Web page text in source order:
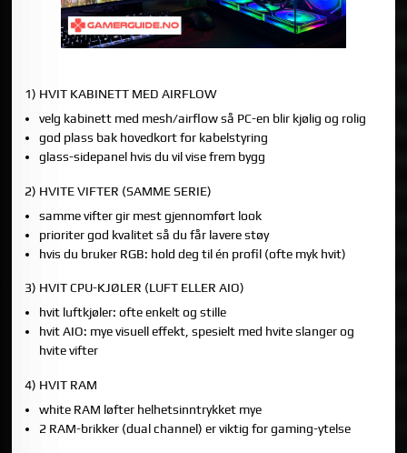
1) HVIT KABINETT MED AIRFLOW
velg kabinett med mesh/airflow så PC-en blir kjølig og rolig
god plass bak hovedkort for kabelstyring
glass-sidepanel hvis du vil vise frem bygg
2) HVITE VIFTER (SAMME SERIE)
samme vifter gir mest gjennomført look
prioriter god kvalitet så du får lavere støy
hvis du bruker RGB: hold deg til én profil (ofte myk hvit)
3) HVIT CPU-KJØLER (LUFT ELLER AIO)
hvit luftkjøler: ofte enkelt og stille
hvit AIO: mye visuell effekt, spesielt med hvite slanger og
hvite vifter
4) HVIT RAM
white RAM løfter helhetsinntrykket mye
2 RAM-brikker (dual channel) er viktig for gaming-ytelse